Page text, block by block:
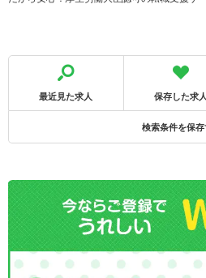
最近見た求人 保存した求人
検索条件を保存